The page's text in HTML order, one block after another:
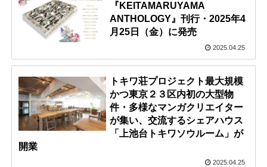
『KEITAMARUYAMA
ANTHOLOGY』刊行・2025年4
月25日（金）に発売
2025.04.25
トキワ荘プロジェクト最大規模
かつ東京２３区内初の大型物
件・多様なマンガクリエイター
が集い、交流するシェアハウス
「上池台トキワソウルーム」が
開業
2025.04.25